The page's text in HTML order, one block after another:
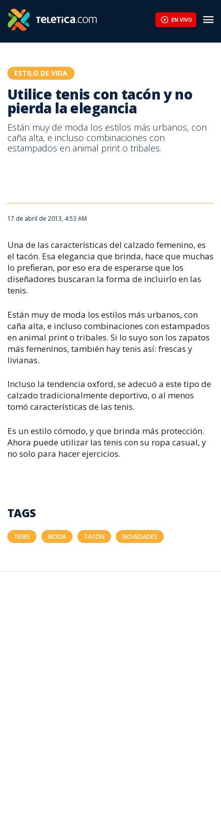
EN VIVO
ESTILO DE VIDA
Utilice tenis con tacón y no
pierda la elegancia
Están muy de moda los estilos más urbanos, con
caña alta, e incluso combinaciones con
estampados en animal print o tribales.
17 de abril de 2013, 4:53 AM
Una de las características del calzado femenino, es
el tacón. Esa elegancia que brinda, hace que muchas
lo prefieran, por eso era de esperarse que los
diseñadores buscaran la forma de incluirlo en las
tenis.
Están muy de moda los estilos más urbanos, con
caña alta, e incluso combinaciones con estampados
en animal print o tribales. Si lo suyo son los zapatos
más femeninos, también hay tenis así: frescas y
livianas.
Incluso la tendencia oxford, se adecuó a este tipo de
calzado tradicionalmente deportivo, o al menos
tomó características de las tenis.
Es un estilo cómodo, y que brinda más protección.
Ahora puede utilizar las tenis con su ropa casual, y
no solo para hacer ejercicios.
TAGS
TENIS MODA TACÓN NOVEDADES